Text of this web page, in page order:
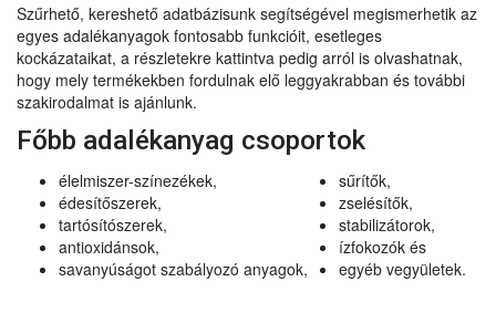
Szűrhető, kereshető adatbázisunk segítségével megismerhetik az
egyes adalékanyagok fontosabb funkcióit, esetleges
kockázataikat, a részletekre kattintva pedig arról is olvashatnak,
hogy mely termékekben fordulnak elő leggyakrabban és további
szakirodalmat is ajánlunk.
Főbb adalékanyag csoportok
élelmiszer-színezékek,
édesítőszerek,
tartósítószerek,
antioxidánsok,
savanyúságot szabályozó anyagok,
sűrítők,
zselésítők,
stabilizátorok,
ízfokozók és
egyéb vegyületek.